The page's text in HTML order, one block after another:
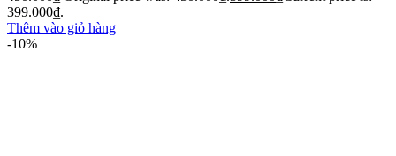
399.000₫.
Thêm vào giỏ hàng
-10%